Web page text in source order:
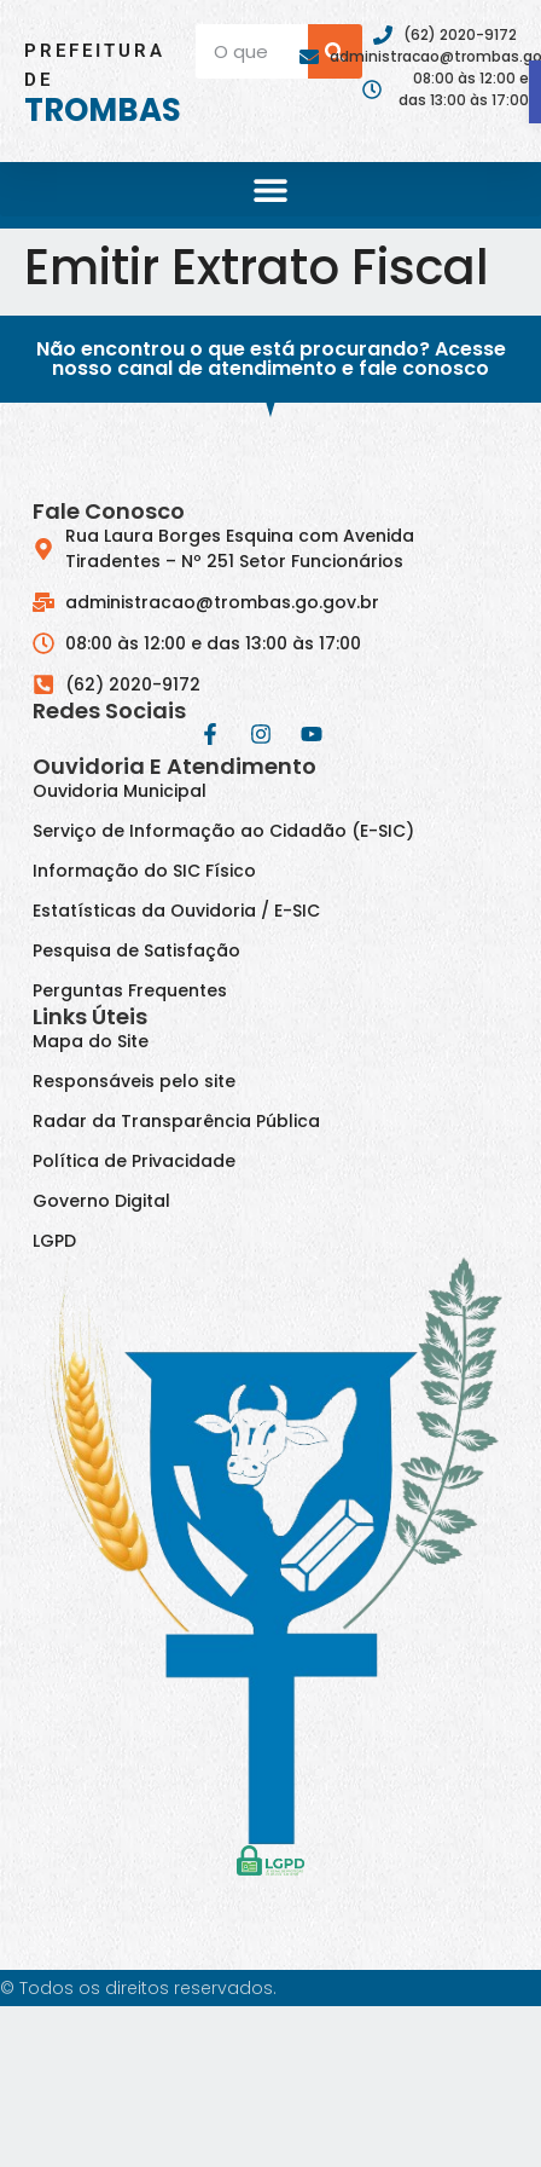
PREFEITURA
DE
TROMBAS
(62) 2020-9172
08:00 às 12:00 e
das 13:00 às 17:00
Emitir Extrato Fiscal
Não encontrou o que está procurando? Acesse
nosso canal de atendimento e fale conosco
Fale Conosco
Rua Laura Borges Esquina com Avenida
Tiradentes – Nº 251 Setor Funcionários
administracao@trombas.go.gov.br
08:00 às 12:00 e das 13:00 às 17:00
(62) 2020-9172
Redes Sociais
Ouvidoria E Atendimento
Ouvidoria Municipal
Serviço de Informação ao Cidadão (E-SIC)
Informação do SIC Físico
Estatísticas da Ouvidoria / E-SIC
Pesquisa de Satisfação
Perguntas Frequentes
Links Úteis
Mapa do Site
Responsáveis pelo site
Radar da Transparência Pública
Política de Privacidade
Governo Digital
LGPD
© Todos os direitos reservados.